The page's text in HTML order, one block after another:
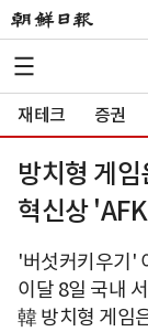
재테크 증권
방치형 게
혁신상
'버섯커키우기'
이달 8일 국내
韓 방치형 게임